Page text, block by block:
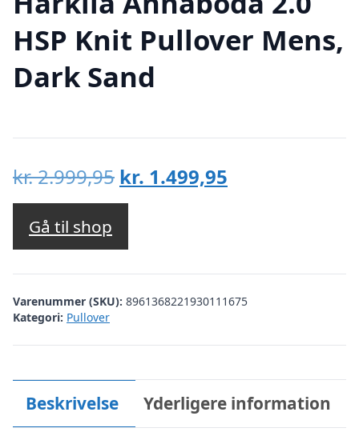
HSP Knit Pullover Mens,
Dark Sand
kr.2.999,95 Den
oprindelige
var:
kr. 2.999,95.
kr. 1.499,95
kr. 1.499,95.
Gå til shop
Varenummer (SKU): 8961368221930111675
Kategori: Pullover
Beskrivelse Yderligere information